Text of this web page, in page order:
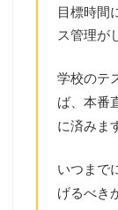
目標時間
ス管理が
学校のテ
ば、本番
に済みま
いつまで
げるべき